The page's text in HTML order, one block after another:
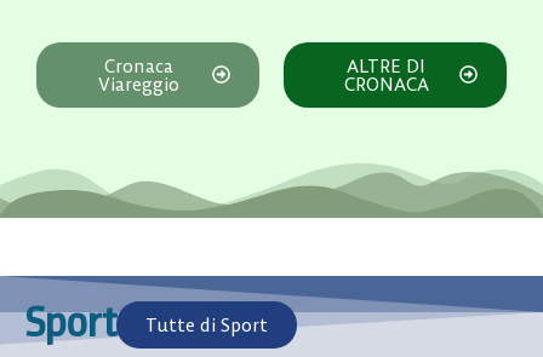
Cronaca
Viareggio
ALTRE DI
CRONACA
Sport Tutte di Sport